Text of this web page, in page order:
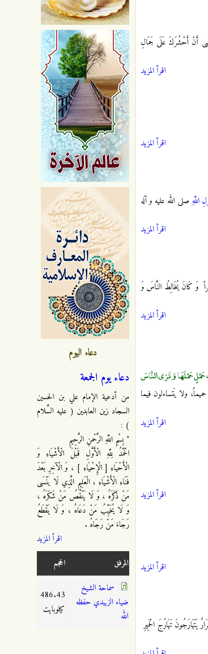
أَنْ أَحْشُرَكَ عَلَى جَمَالِ
اقرأ المزيد
اقرأ المزيد
اللَّهِ صلى الله عليه و آله
اقرأ المزيد
وَ كَانَ يُخَالِطُ النَّاسَ وَ
اقرأ المزيد
حَمْلَهَا وَتَرَى النَّاسَ
ولا يَتساءلون فيما
اقرأ المزيد
اقرأ المزيد
اقرأ المزيد
تَهَارُجَ الْحَمِيرِ
دعاء اليوم
دعاء يوم الجمعة
من أدعية الإمام علي بن الحسين
السجاد زين العابدين ( عليه السَّلام
) :
" بِسْمِ اللَّهِ الرَّحْمنِ الرَّحِيمِ
الْحَمْدُ لِلَّهِ الْأَوَّلِ قَبْلَ الْأَشْيَاءِ وَ
الْأَحْيَاءِ [ الْإِحْيَاءِ ] ، وَ الْآخِرِ بَعْدَ
فَنَاءِ الْأَشْيَاءِ ، الْعَلِيمِ الَّذِي لَا يَنْسَى
مَنْ ذَكَرَهُ ، وَ لَا يَنْقُصُ مَنْ شَكَرَهُ ،
وَ لَا يُخَيِّبُ مَنْ دَعَاهُ ، وَ لَا يَقْطَعُ
رَجَاءَ مَنْ رَجَاهُ .
اقرأ المزيد
المرفق
الحجم
سماحة الشيخ
ضياء الزبيدي حفظه
الله
486.43
كيلوبايت